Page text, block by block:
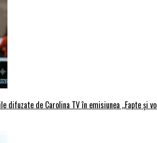
difuzate de Carolina TV în emisiunea ,,Fapte